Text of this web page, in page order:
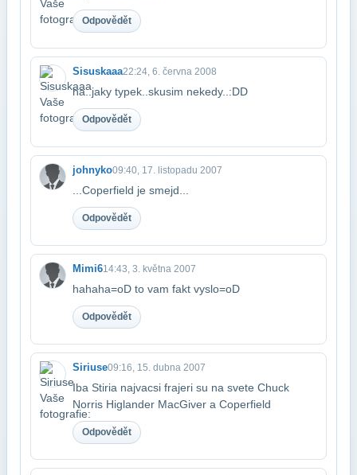
Odpovědět
Sisuskaaa22:24, 6. června 2008
ha..jaky typek..skusim nekedy..:DD
Odpovědět
johnyko09:40, 17. listopadu 2007
...Coperfield je smejd...
Odpovědět
Mimi614:43, 3. května 2007
hahaha=oD to vam fakt vyslo=oD
Odpovědět
Siriuse09:16, 15. dubna 2007
Iba Stiria najvacsi frajeri su na svete Chuck
Norris Higlander MacGiver a Coperfield
Odpovědět